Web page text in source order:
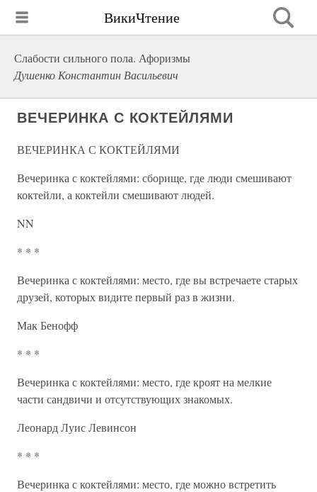
ВикиЧтение
Слабости сильного пола. Афоризмы
Душенко Константин Васильевич
ВЕЧЕРИНКА С КОКТЕЙЛЯМИ
ВЕЧЕРИНКА С КОКТЕЙЛЯМИ
Вечеринка с коктейлями: сборище, где люди смешивают
коктейли, а коктейли смешивают людей.
NN
* * *
Вечеринка с коктейлями: место, где вы встречаете старых
друзей, которых видите первый раз в жизни.
Мак Бенофф
* * *
Вечеринка с коктейлями: место, где кроят на мелкие
части сандвичи и отсутствующих знакомых.
Леонард Луис Левинсон
* * *
Вечеринка с коктейлями: место, где можно встретить